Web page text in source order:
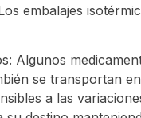
embalajes
Algunos
se transportan
a las